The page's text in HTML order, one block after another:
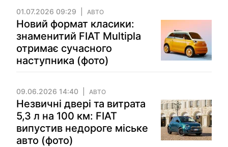
01.07.2026 09:29 АВТО
Новий формат класики:
знаменитий FIAT Multipla
отримає сучасного
наступника (фото)
09.06.2026 14:40 АВТО
Незвичні двері та витрата
5,3 л на 100 км: FIAT
випустив недороге міське
авто (фото)